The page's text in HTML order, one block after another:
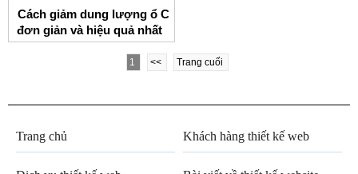
Cách giảm dung lượng ổ C
đơn giản và hiệu quả nhất
1 << Trang cuối
Trang chủ Khách hàng thiết kế web